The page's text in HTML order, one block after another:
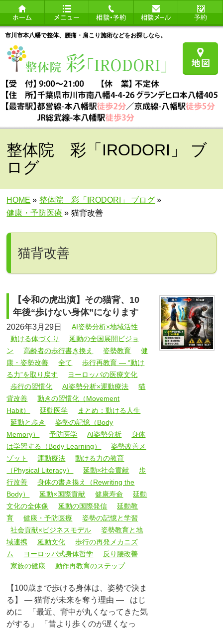
市川市本八幡で整体、腰痛・肩こり施術などをお探しなら。
整体院 彩「IRODORI」 ブ
ログ
HOME » 整体院 彩「IRODORI」 ブログ »
健康・予防医療 » 猫背改善
猫背改善
【令和の虎出演】その猫背、10
年後“歩けない身体”になります
2026年3月29日
AI姿勢分析×地域活性
動ける体づくり
延動の全国展開ビジョ
ン
高齢者の歩行書き換え 姿勢教育
健
康・姿勢改善
全て
歩行再教育 ― “動け
る力”を取り戻す
ヨーロッパの医療文化
歩行の習慣化
AI姿勢分析×運動療法
猫
背改善
動きの習慣化（Movement
Habit）
延動医学
まとめ：動ける人生
延動と歩き
姿勢の記憶（Body
Memory）
予防医学 AI姿勢分析
身体
は学習する（Body Learning）
姿勢改善メ
ゾット
運動療法
動ける力の教育
（Physical Literacy）
延動×社会貢献
歩
行改善
身体の書き換え（Rewriting the
Body）
延動×国際貢献 健康寿命
延動
文化の全体像
延動の国際発信
延動教
育
健康・予防医療
姿勢の記憶と学習
社会貢献×ビジネスモデル
姿勢教育と地
域連携
延動文化
歩行の再発メカニズ
ム
ヨーロッパ式身体哲学
反り腰改善
家族の健康
動作再教育のステップ
【100歳まで歩ける身体は、姿勢で決ま
る】 ― 猫背が未来を奪う理由 ― はじ
めに 「最近、背中が丸くなってきた気
がする」 「昔より歩くのが遅くなっ